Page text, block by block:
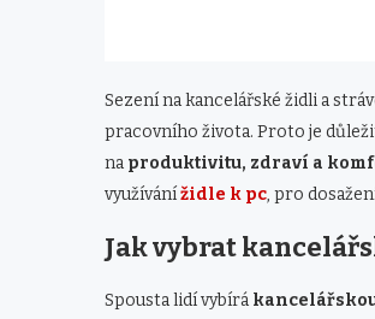
Sezení na kancelářské židli a
pracovního života. Proto je
na produktivitu, zdraví a
využívánížidle k pc, pro
Jak vybrat
Spousta lidí vybírá